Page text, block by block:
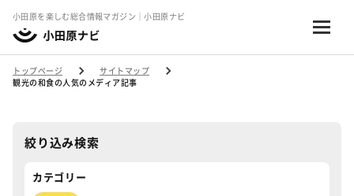
小田原を楽しむ総合情報マガジン｜小田原ナビ
トップページ
サイトマップ
観光の和食の人気のメディア記事
絞り込み検索
カテゴリー